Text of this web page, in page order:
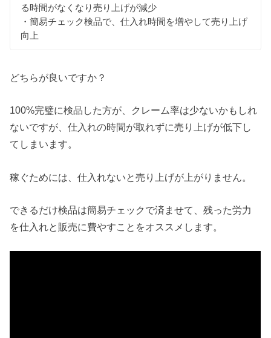
る時間がなくなり売り上げが減少
・簡易チェック検品で、仕入れ時間を増やして売り上げ
向上
どちらが良いですか？
100%完璧に検品した方が、クレーム率は少ないかもしれ
ないですが、仕入れの時間が取れずに売り上げが低下し
てしまいます。
稼ぐためには、仕入れないと売り上げが上がりません。
できるだけ検品は簡易チェックで済ませて、残った労力
を仕入れと販売に費やすことをオススメします。